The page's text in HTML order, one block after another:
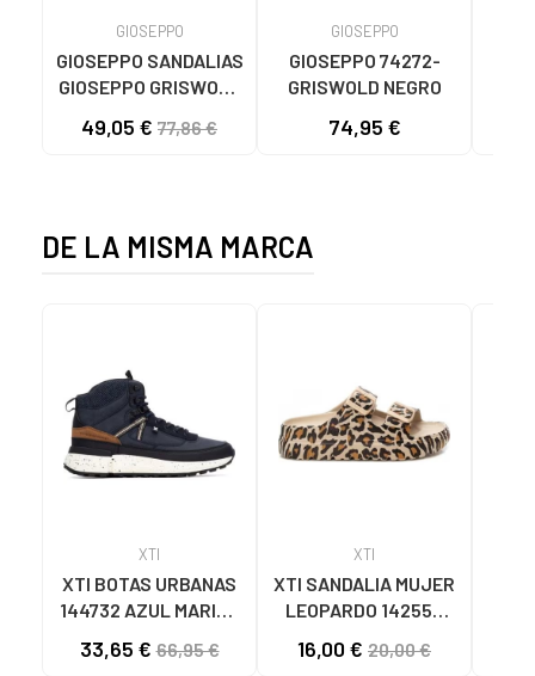
GIOSEPPO
GIOSEPPO SANDALIAS
GIOSEPPO GRISWOLD
MODELO 74272 BEIG
49,05 € 77,86 €
GIOSEPPO
GIOSEPPO 74272-
GRISWOLD NEGRO
74,95 €
DE LA MISMA MARCA
XTI
XTI BOTAS URBANAS
144732 AZUL MARINO
33,65 €66,95 €
XTI
XTI SANDALIA MUJER
LEOPARDO 142550
16,00 € 20,00 €